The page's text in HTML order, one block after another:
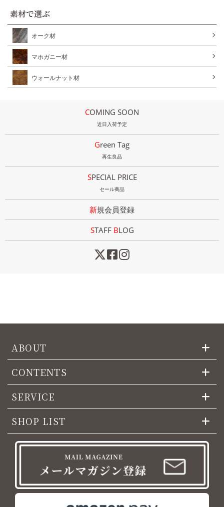
素材で選ぶ
オーク材
マホガニー材
ウォールナット材
COMING SOON
近日入荷予定
Green Tag
再生良品
SPECIAL PRICE
セール商品
新規会員登録
STAFF BLOG
ABOUT
CONTENTS
SERVICE
SHOP LIST